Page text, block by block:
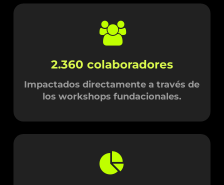
2.360 colaboradores
Impactados directamente a través de
los workshops fundacionales.